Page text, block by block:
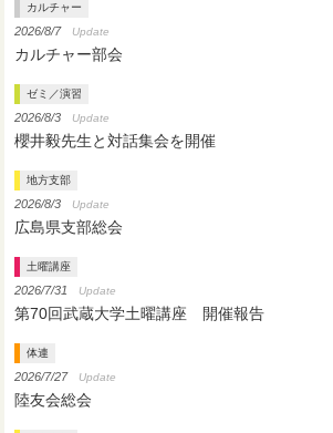
カルチャー
2026/8/7 Update
カルチャー部会
ゼミ／演習
2026/8/3 Update
櫻井毅先生と対話集会を開催
地方支部
2026/8/3 Update
広島県支部総会
土曜講座
2026/7/31 Update
第70回武蔵大学土曜講座 開催報告
体連
2026/7/27 Update
陸友会総会